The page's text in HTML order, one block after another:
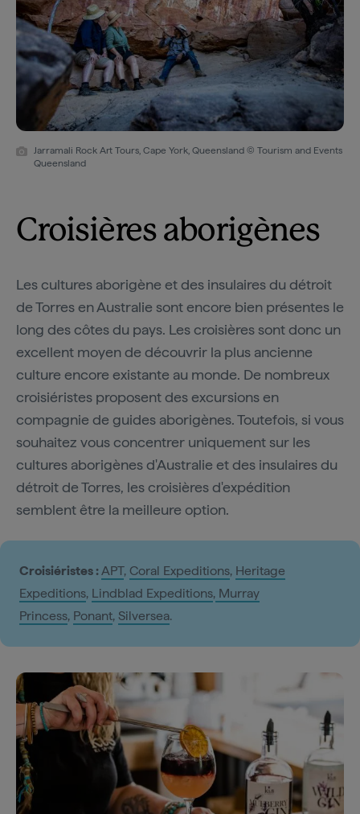
Jarramali Rock Art Tours, Cape York, Queensland © Tourism and Events
Queensland
Croisières aborigènes
Les cultures aborigène et des insulaires du détroit
de Torres en Australie sont encore bien présentes le
long des côtes du pays. Les croisières sont donc un
excellent moyen de découvrir la plus ancienne
culture encore existante au monde. De nombreux
croisiéristes proposent des excursions en
compagnie de guides aborigènes. Toutefois, si vous
souhaitez vous concentrer uniquement sur les
cultures aborigènes d'Australie et des insulaires du
détroit de Torres, les croisières d'expédition
semblent être la meilleure option.
Croisiéristes :APT, Coral Expeditions, Heritage
Expeditions, Lindblad Expeditions, Murray
Princess, Ponant, Silversea.